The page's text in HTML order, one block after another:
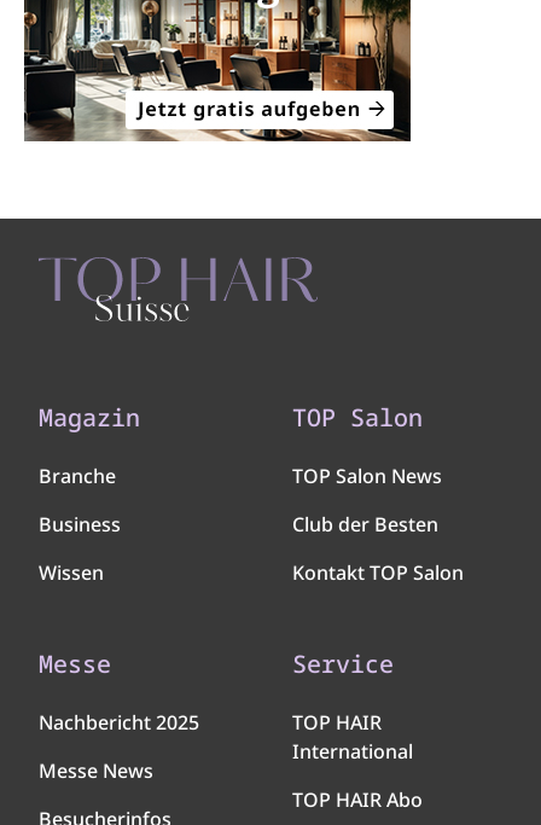
Magazin
Branche
Business
Wissen
TOP Salon
TOP Salon News
Club der Besten
Kontakt TOP Salon
Messe
Nachbericht 2025
Messe News
Besucherinfos
Service
TOP HAIR
International
TOP HAIR Abo